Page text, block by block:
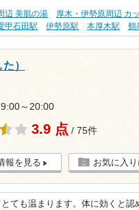
辺 美肌の湯
厚木・伊勢原周辺 カ
甲石田駅 伊勢原駅 本厚木駅 鶴
）
～20:00
3.9 点 / 75件
報を見る お気に入
ても温まります。体に効くと認